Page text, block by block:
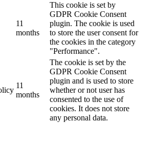
11
months
This cookie is set by
GDPR Cookie Consent
plugin. The cookie is used
to store the user consent for
the cookies in the category
"Performance".
11
months
The cookie is set by the
GDPR Cookie Consent
plugin and is used to store
whether or not user has
consented to the use of
cookies. It does not store
any personal data.